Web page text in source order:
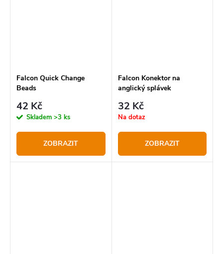
Falcon Quick Change
Beads
42 Kč
Skladem >3 ks
ZOBRAZIT
Falcon Konektor na
anglický splávek
32 Kč
Na dotaz
ZOBRAZIT